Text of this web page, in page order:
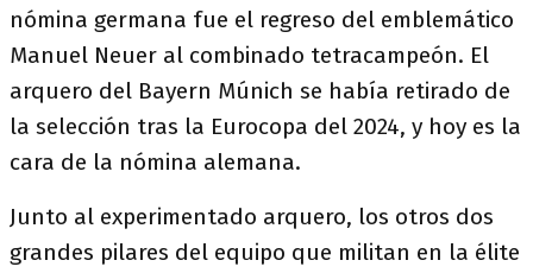
nómina germana fue el regreso del emblemático
Manuel Neuer al combinado tetracampeón. El
arquero del Bayern Múnich se había retirado de
la selección tras la Eurocopa del 2024, y hoy es la
cara de la nómina alemana.
Junto al experimentado arquero, los otros dos
grandes pilares del equipo que militan en la élite